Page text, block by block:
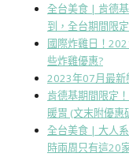
全台美食 | 肯德
到，全台期間限
國際炸雞日！
些炸雞優惠?
2023年07月最新
肯德基期間限定
暖胃 (文末附優惠
全台美食 | 大人
時兩周只有這20